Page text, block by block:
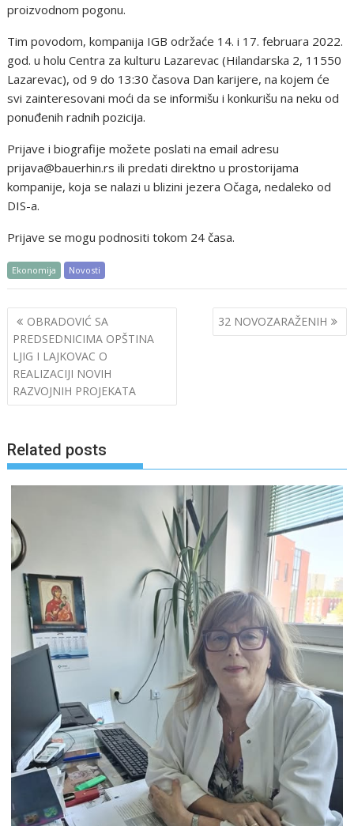
proizvodnom pogonu.
Tim povodom, kompanija IGB održaće 14. i 17. februara 2022.
god. u holu Centra za kulturu Lazarevac (Hilandarska 2, 11550
Lazarevac), od 9 do 13:30 časova Dan karijere, na kojem će
svi zainteresovani moći da se informišu i konkurišu na neku od
ponuđenih radnih pozicija.
Prijave i biografije možete poslati na email adresu
prijava@bauerhin.rs ili predati direktno u prostorijama
kompanije, koja se nalazi u blizini jezera Očaga, nedaleko od
DIS-a.
Prijave se mogu podnositi tokom 24 časa.
Ekonomija Novosti
Post
navigation
OBRADOVIĆ SA
PREDSEDNICIMA OPŠTINA
LJIG I LAJKOVAC O
REALIZACIJI NOVIH
RAZVOJNIH PROJEKATA
32 NOVOZARAŽENIH
Related posts